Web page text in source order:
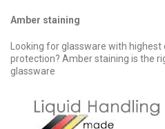
Amber staining
.Looking for glassware with
protection? Amber staining is the
glassware